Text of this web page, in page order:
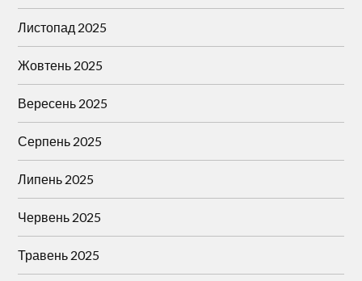
Листопад 2025
Жовтень 2025
Вересень 2025
Серпень 2025
Липень 2025
Червень 2025
Травень 2025